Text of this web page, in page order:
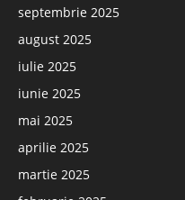
septembrie 2025
august 2025
iulie 2025
iunie 2025
mai 2025
aprilie 2025
martie 2025